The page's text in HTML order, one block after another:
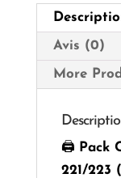
Avis (0)
More
🖨️ Pack
221/223